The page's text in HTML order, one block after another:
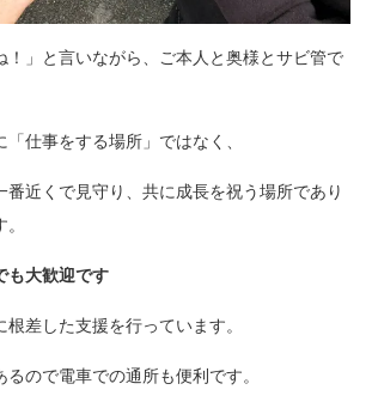
！」と言いながら、ご本人と奥様とサビ管で
仕事をする場所」ではなく、
番近くで見守り、共に成長を祝う場所であり
も大歓迎です
差した支援を行っています。
ので電車での通所も便利です。